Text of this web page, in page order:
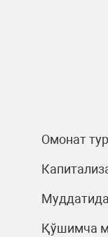
Омонат
Қўшимча